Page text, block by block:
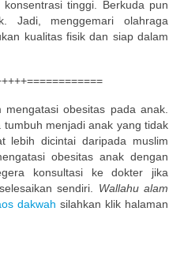
tinggi. Berkuda pun
Jadi, menggemari olahraga
kualitas fisik dan siap dalam
mengatasi obesitas pada anak.
menjadi anak yang tidak
lebih dicintai daripada muslim
obesitas anak dengan
konsultasi ke dokter jika
sendiri. Wallahu alam
dakwah silahkan klik halaman